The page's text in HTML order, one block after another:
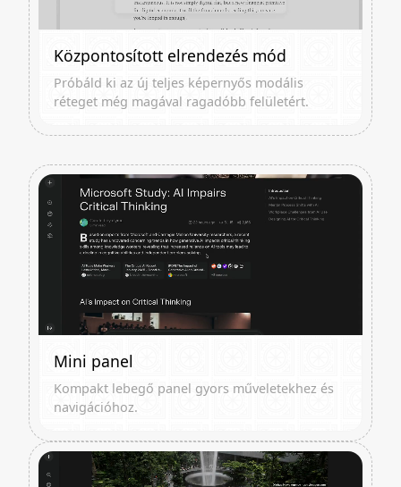
Központosított elrendezés mód
Próbáld ki az új teljes képernyős modális
réteget még magával ragadóbb felületért.
Mini panel
Kompakt lebegő panel gyors műveletekhez és
navigációhoz.